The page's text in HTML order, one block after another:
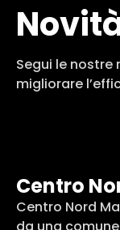
Segui le
migliorare
Centro
Centro Nord
da una